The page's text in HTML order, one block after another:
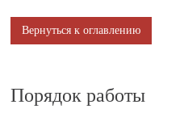
Вернуться к оглавлению
Порядок работы